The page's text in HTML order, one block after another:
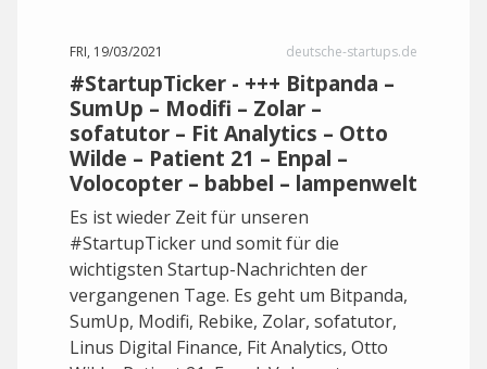
FRI, 19/03/2021 deutsche-startups.de
#StartupTicker - +++ Bitpanda –
SumUp – Modifi – Zolar –
sofatutor – Fit Analytics – Otto
Wilde – Patient 21 – Enpal –
Volocopter – babbel – lampenwelt
Es ist wieder Zeit für unseren
#StartupTicker und somit für die
wichtigsten Startup-Nachrichten der
vergangenen Tage. Es geht um Bitpanda,
SumUp, Modifi, Rebike, Zolar, sofatutor,
Linus Digital Finance, Fit Analytics, Otto